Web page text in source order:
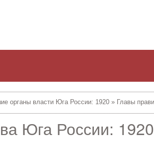
органы власти Юга России: 1920 » Главы
Юга России: 1920